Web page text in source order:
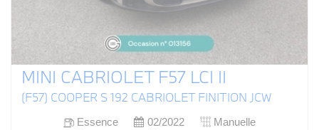
MINI CABRIOLET F57 LCI II
(F57) COOPER S 192 CABRIOLET FINITION JCW
Essence 02/2022
Manuelle